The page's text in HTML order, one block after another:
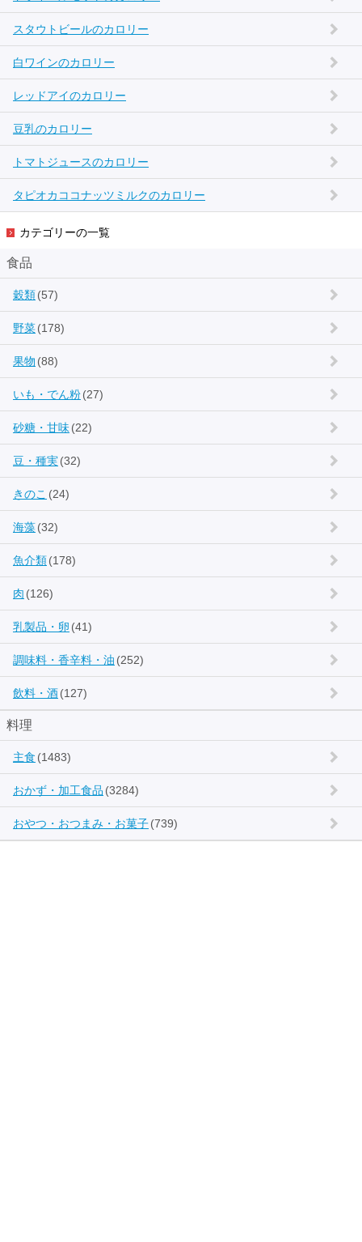
スタウトビールのカロリー
白ワインのカロリー
レッドアイのカロリー
豆乳のカロリー
トマトジュースのカロリー
タピオカココナッツミルクのカロリー
カテゴリーの一覧
食品
穀類(57)
野菜(178)
果物 (88)
いも・でん粉(27)
砂糖・甘味(22)
豆・種実(32)
きのこ (24)
海藻(32)
魚介類(178)
肉 (126)
乳製品・卵 (41)
調味料・香辛料・油 (252)
飲料・酒(127)
料理
主食 (1483)
おかず・加工食品 (3284)
おやつ・おつまみ・お菓子(739)